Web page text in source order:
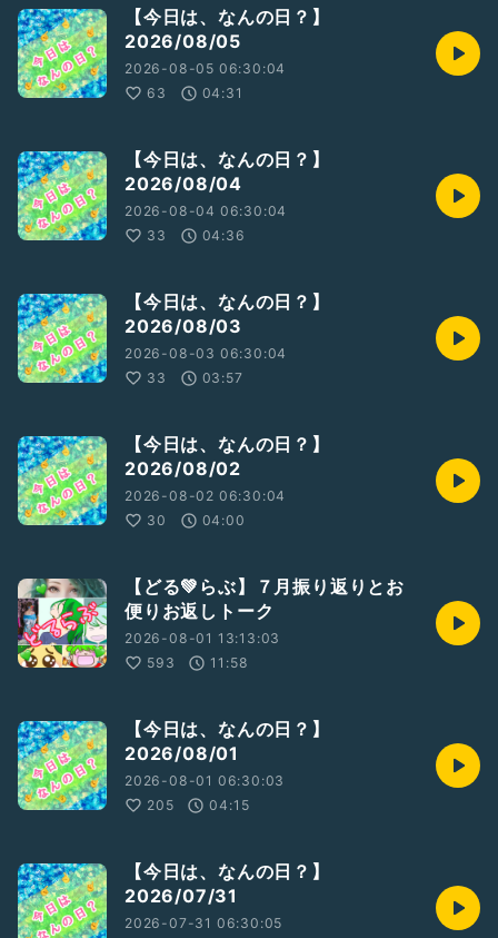
#造語 #終わりよき
#ひとり語り
#豆知識
#裏話 #最近学んだ知識を披露する
#絶対共感してもらえないこと
#最近モヤモヤしてること
#落ち着きある
#スピリチュアルケア
収録日:2024/08/29
【今日は、なんの日？】
2026/08/05
2026-08-05 06:30:04
63
04:31
【今日は、なんの日？】
2026/08/04
2026-08-04 06:30:04
33
04:36
【今日は、なんの日？】
2026/08/03
2026-08-03 06:30:04
33
03:57
【今日は、なんの日？】
2026/08/02
2026-08-02 06:30:04
30
04:00
【どる💚らぶ】７月振り返りとお
便りお返しトーク
2026-08-01 13:13:03
593
11:58
【今日は、なんの日？】
2026/08/01
2026-08-01 06:30:03
205
04:15
【今日は、なんの日？】
2026/07/31
2026-07-31 06:30:05